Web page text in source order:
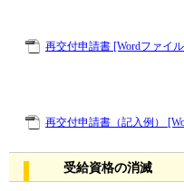
再交付申請書 [Wordファイ
再交付申請書（記入例）
受給資格の消滅